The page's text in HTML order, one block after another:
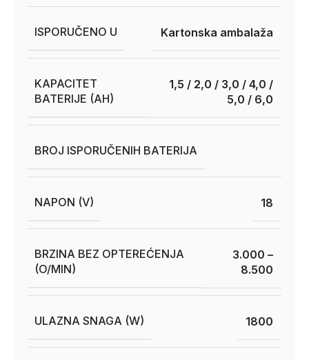
ISPORUČENO U Kartonska ambalaža
KAPACITET
BATERIJE (AH)
1,5 / 2,0 / 3,0 / 4,0 /
5,0 / 6,0
BROJ ISPORUČENIH BATERIJA
NAPON (V) 18
BRZINA BEZ OPTEREĆENJA
(O/MIN)
3.000 –
8.500
ULAZNA SNAGA (W) 1800